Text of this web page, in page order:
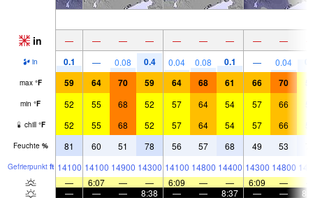
in — — — — — — — — —
in 0.1 — 0.08 0.4 0.04 0.08 0.1 — 0.04
max °F 59 64 70 59 64 68 61 66 70
min °F 52 55 68 52 57 64 54 57 66
chill °F 52 55 68 52 57 64 54 57 66
Feuchte % 81 60 51 78 56 57 68 49 53
Gefrier­punkt ft 14100 14100 14900 14300 14100 14800 14400 14300 14800
—
6:07 — — 6:09 — — 6:09 —
—
— — 8:38 — — 8:37 — —